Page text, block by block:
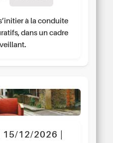
à la conduite
dans un cadre
12/2026 |